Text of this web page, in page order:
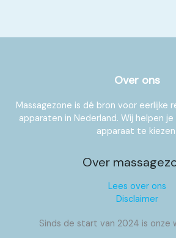
Over ons
Massagezone is dé bron voor eerlijke
apparaten in Nederland. Wij helpen
apparaat te kiezen.
Over
Lees over ons
Disclaimer
Sinds de start van 2024 is onze